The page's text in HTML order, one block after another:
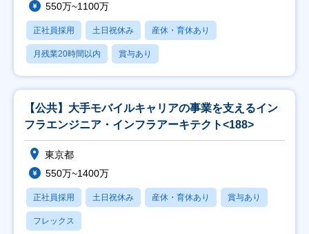
550万~1100万
正社員採用 土日祝休み 産休・育休あり
月残業20時間以内 賞与あり
【公共】大手モバイルキャリアの事業を支えるイン
フラエンジニア・インフラアーキテクト<188>
東京都
550万~1400万
正社員採用 土日祝休み 産休・育休あり 賞与あり
フレックス